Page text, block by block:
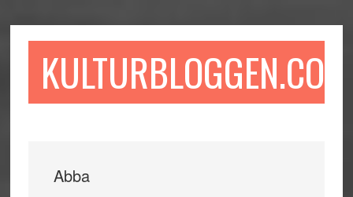
till
till
sidofältet
till
KULTURBLOGGEN.COM
Abba